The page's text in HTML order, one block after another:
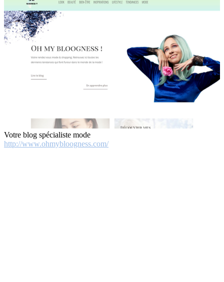
Votre blog spécialiste mode
http://www.ohmybloogness.com/